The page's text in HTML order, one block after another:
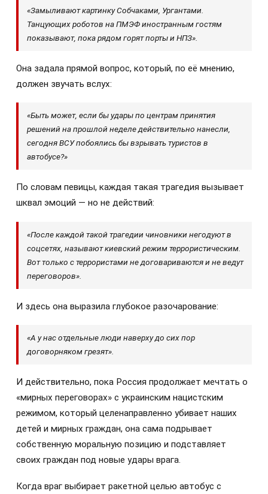
«Замыливают картинку Собчаками, Ургантами.
Танцующих роботов на ПМЭФ иностранным гостям
показывают, пока рядом горят порты и НПЗ».
Она задала прямой вопрос, который, по её мнению,
должен звучать вслух:
«Быть может, если бы удары по центрам принятия
решений на прошлой неделе действительно нанесли,
сегодня ВСУ побоялись бы взрывать туристов в
автобусе?»
По словам певицы, каждая такая трагедия вызывает
шквал эмоций — но не действий:
«После каждой такой трагедии чиновники негодуют в
соцсетях, называют киевский режим террористическим.
Вот только с террористами не договариваются и не ведут
переговоров».
И здесь она выразила глубокое разочарование:
«А у нас отдельные люди наверху до сих пор
договорняком грезят».
И действительно, пока Россия продолжает мечтать о
«мирных переговорах» с украинским нацистским
режимом, который целенаправленно убивает наших
детей и мирных граждан, она сама подрывает
собственную моральную позицию и подставляет
своих граждан под новые удары врага.
Когда враг выбирает ракетной целью автобус с